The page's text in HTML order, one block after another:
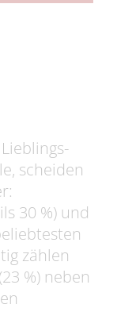
scheiden
30 %) und
zählen
%) neben